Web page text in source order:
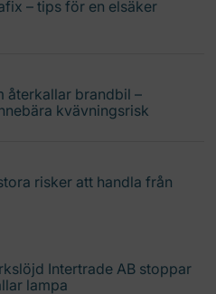
– tips för en elsäker
återkallar brandbil –
kvävningsrisk
risker att handla från
Intertrade AB stoppar
lampa